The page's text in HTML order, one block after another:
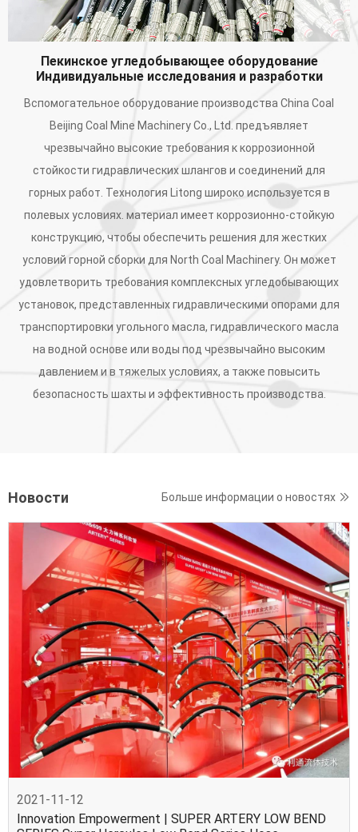
Пекинское угледобывающее оборудование
Индивидуальные исследования и разработки
Вспомогательное оборудование производства China Coal
Beijing Coal Mine Machinery Co., Ltd. предъявляет
чрезвычайно высокие требования к коррозионной
стойкости гидравлических шлангов и соединений для
горных работ. Технология Litong широко используется в
полевых условиях. материал имеет коррозионно-стойкую
конструкцию, чтобы обеспечить решения для жестких
условий горной сборки для North Coal Machinery. Он может
удовлетворить требования комплексных угледобывающих
установок, представленных гидравлическими опорами для
транспортировки угольного масла, гидравлического масла
на водной основе или воды под чрезвычайно высоким
давлением и в тяжелых условиях, а также повысить
безопасность шахты и эффективность производства.
Новости Больше информации о новостях
2021-11-12
Innovation Empowerment | SUPER ARTERY LOW BEND